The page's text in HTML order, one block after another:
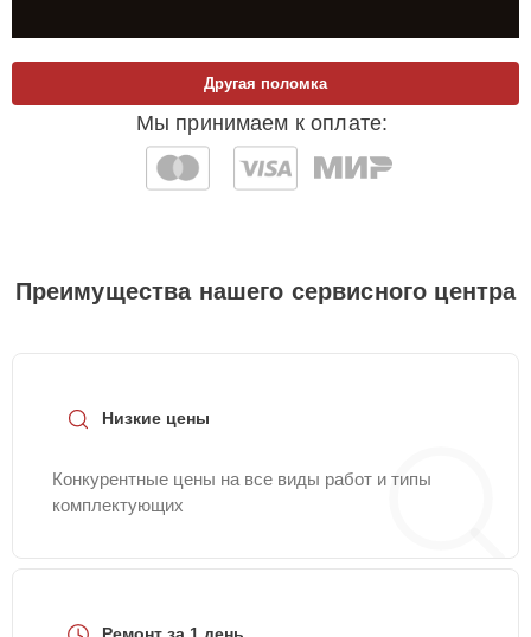
Мы принимаем к оплате:
Другая поломка
Преимущества нашего сервисного центра
Низкие цены
Конкурентные цены на все виды работ и типы
комплектующих